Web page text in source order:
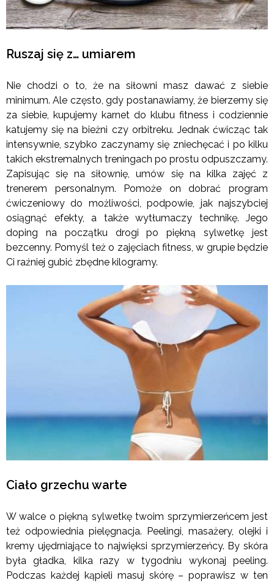
Ruszaj się z… umiarem
Nie chodzi o to, że na siłowni masz dawać z siebie
minimum. Ale często, gdy postanawiamy, że bierzemy się
za siebie, kupujemy karnet do klubu fitness i codziennie
katujemy się na bieżni czy orbitreku. Jednak ćwicząc tak
intensywnie, szybko zaczynamy się zniechęcać i po kilku
takich ekstremalnych treningach po prostu odpuszczamy.
Zapisując się na siłownię, umów się na kilka zajęć z
trenerem personalnym. Pomoże on dobrać program
ćwiczeniowy do możliwości, podpowie, jak najszybciej
osiągnąć efekty, a także wytłumaczy technikę. Jego
doping na początku drogi po piękną sylwetkę jest
bezcenny. Pomyśl też o zajęciach fitness, w grupie będzie
Ci raźniej gubić zbędne kilogramy.
Ciało grzechu warte
W walce o piękną sylwetkę twoim sprzymierzeńcem jest
też odpowiednia pielęgnacja. Peelingi, masażery, olejki i
kremy ujędrniające to najwięksi sprzymierzeńcy. By skóra
była gładka, kilka razy w tygodniu wykonaj peeling.
Podczas każdej kąpieli masuj skórę – poprawisz w ten